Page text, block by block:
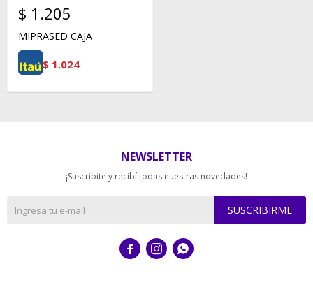
$ 1.205
MIPRASED CAJA
$ 1.024
NEWSLETTER
¡Suscribite y recibí todas nuestras novedades!
SUSCRIBIRME
  